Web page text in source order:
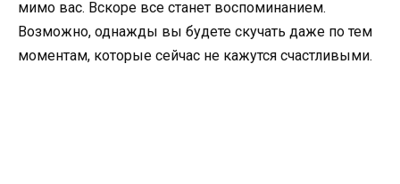
мимо вас. Вскоре все станет воспоминанием.
Возможно, однажды вы будете скучать даже по тем
моментам, которые сейчас не кажутся счастливыми.